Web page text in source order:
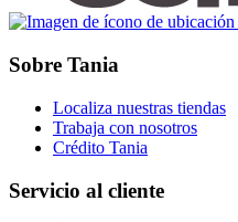
Sobre Tania
Localiza nuestras tiendas
Trabaja con nosotros
Crédito Tania
Servicio al cliente